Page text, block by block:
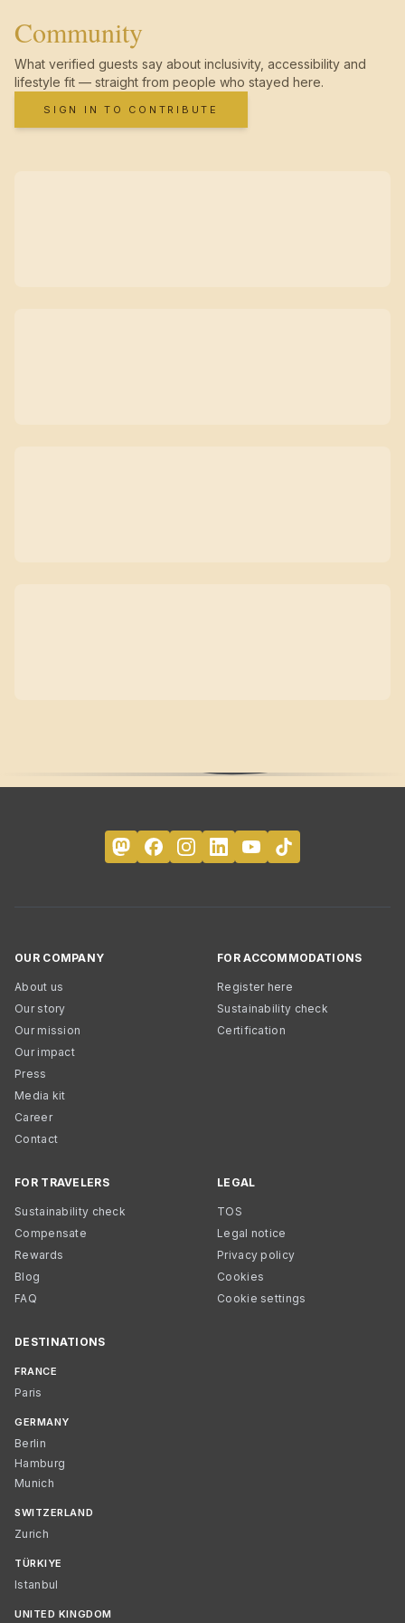
Community
What verified guests say about inclusivity, accessibility and
lifestyle fit — straight from people who stayed here.
SIGN IN TO CONTRIBUTE
OUR COMPANY
About us
Our story
Our mission
Our impact
Press
Media kit
Career
Contact
FOR ACCOMMODATIONS
Register here
Sustainability check
Certification
FOR TRAVELERS
Sustainability check
Compensate
Rewards
Blog
FAQ
LEGAL
TOS
Legal notice
Privacy policy
Cookies
Cookie settings
DESTINATIONS
FRANCE
Paris
GERMANY
Berlin
Hamburg
Munich
SWITZERLAND
Zurich
TÜRKIYE
Istanbul
UNITED KINGDOM